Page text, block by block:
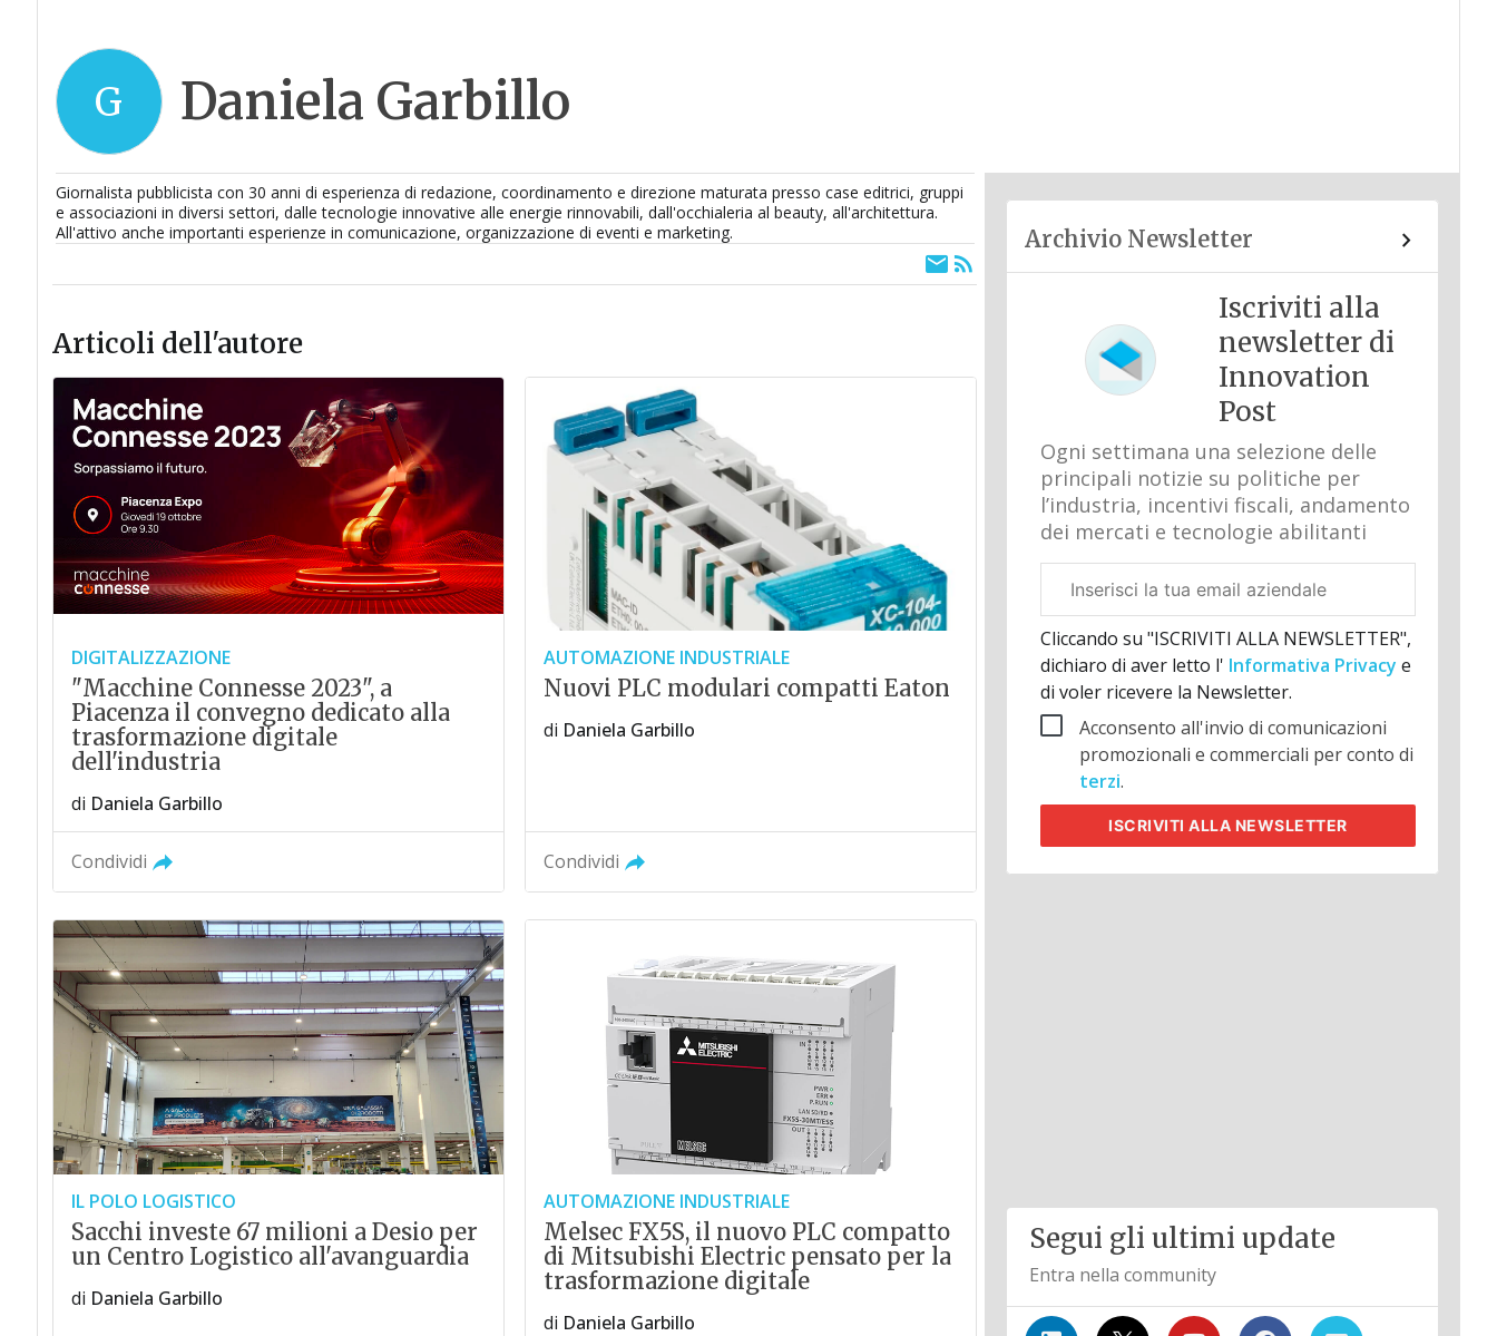
G Daniela Garbillo
Giornalista pubblicista con 30 anni di esperienza di redazione, coordinamento e direzione maturata presso case editrici, gruppi
e associazioni in diversi settori, dalle tecnologie innovative alle energie rinnovabili, dall'occhialeria al beauty, all'architettura.
All'attivo anche importanti esperienze in comunicazione, organizzazione di eventi e marketing.
Articoli dell'autore
DIGITALIZZAZIONE
"Macchine Connesse 2023", a
Piacenza il convegno dedicato alla
trasformazione digitale
dell'industria
di Daniela Garbillo
Condividi
AUTOMAZIONE INDUSTRIALE
Nuovi PLC modulari compatti Eaton
di Daniela Garbillo
Condividi
IL POLO LOGISTICO
Sacchi investe 67 milioni a Desio per
un Centro Logistico all'avanguardia
di Daniela Garbillo
AUTOMAZIONE INDUSTRIALE
Melsec FX5S, il nuovo PLC compatto
di Mitsubishi Electric pensato per la
trasformazione digitale
di Daniela Garbillo
Archivio Newsletter
Iscriviti alla
newsletter di
Innovation
Post
Ogni settimana una selezione delle
principali notizie su politiche per
l’industria, incentivi fiscali, andamento
dei mercati e tecnologie abilitanti
aziendale
Cliccando su "ISCRIVITI ALLA NEWSLETTER",
dichiaro di aver letto l' Informativa Privacye
di voler ricevere la Newsletter.
Acconsento all'invio di comunicazioni
promozionali e commerciali per conto di
terzi.
ISCRIVITIALLA NEWSLETTER
Segui gli ultimi update
Entra nella community